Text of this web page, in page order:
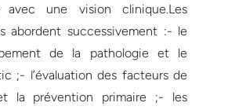
avec une vision clinique.Les
abordent successivement :- le
de la pathologie et le
;- l’évaluation des facteurs de
la prévention primaire ;- les